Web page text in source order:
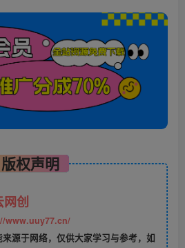
版权声明
创
www.uuy77.cn/
源于网络，仅供大家学习与参考，如